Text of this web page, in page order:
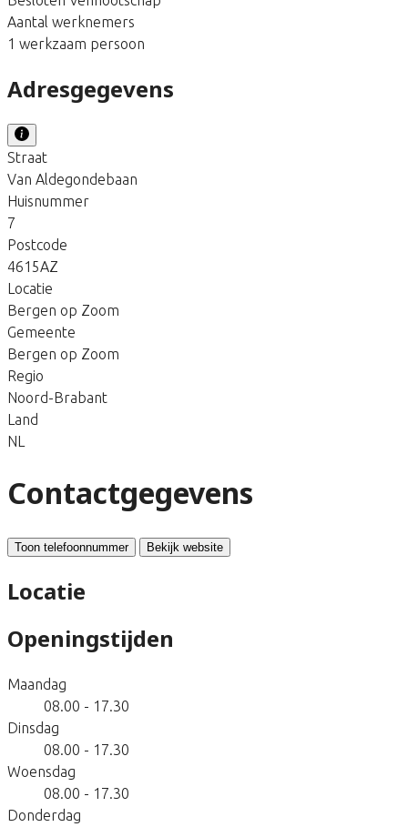
Aantal werknemers
1 werkzaam persoon
Adresgegevens
Straat
Van Aldegondebaan
Huisnummer
7
Postcode
4615AZ
Locatie
Bergen op Zoom
Gemeente
Bergen op Zoom
Regio
Noord-Brabant
Land
NL
Contactgegevens
Toon telefoonnummer Bekijk website
Locatie
Openingstijden
Maandag
08.00 - 17.30
Dinsdag
08.00 - 17.30
Woensdag
08.00 - 17.30
Donderdag